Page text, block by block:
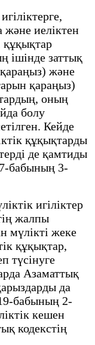
және иеліктен
құқықтар
ішінде заттық
және
қараңыз)
оның
болу
Кейде
құқықтарды
де қамтиды
бабының 3-
игіліктер
жалпы
мүлікті жеке
құқықтар,
түсінуге
Азаматтық
да
бабының 2-
кешен
кодекстің